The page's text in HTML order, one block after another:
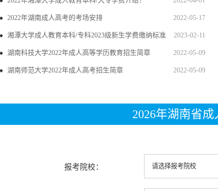
2022-05-17
2022年湖南成人高考的考场安排
2023-02-11
湘潭大学成人教育本科/专科2023级新生学费缴纳标准
2022-05-09
湖南科技大学2022年成人高等学历教育招生简章
2022-05-09
湖南师范大学2022年成人高考招生简章
2026年湖南省
报考院校：